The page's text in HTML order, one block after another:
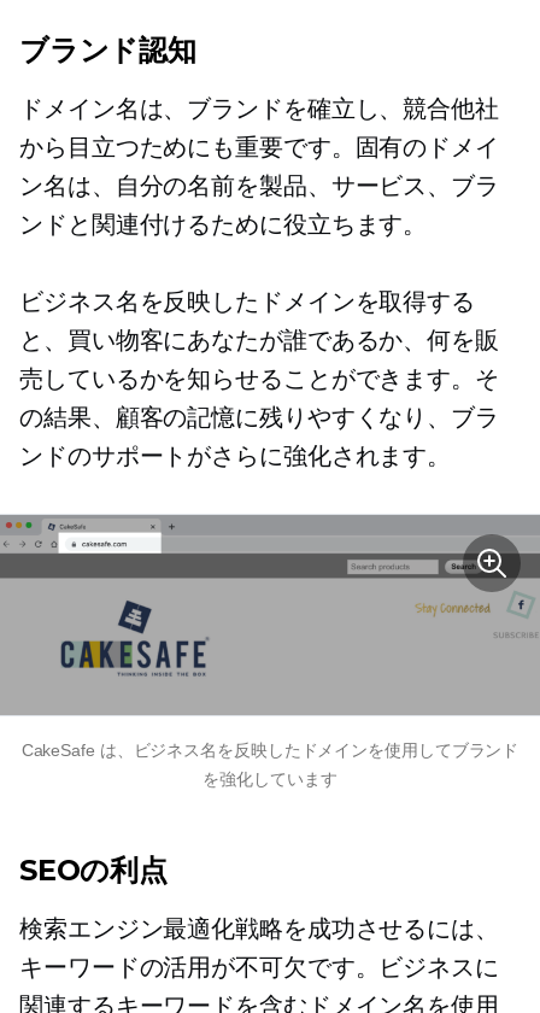
ブランド認知
ドメイン名は、ブランドを確立し、競合他社
から目立つためにも重要です。固有のドメイ
ン名は、自分の名前を製品、サービス、ブラ
ンドと関連付けるために役立ちます。
ビジネス名を反映したドメインを取得する
と、買い物客にあなたが誰であるか、何を販
売しているかを知らせることができます。そ
の結果、顧客の記憶に残りやすくなり、ブラ
ンドのサポートがさらに強化されます。
CakeSafe は、ビジネス名を反映したドメインを使用してブランド
を強化しています
SEOの利点
検索エンジン最適化戦略を成功させるには、
キーワードの活用が不可欠です。ビジネスに
関連するキーワードを含むドメイン名を使用